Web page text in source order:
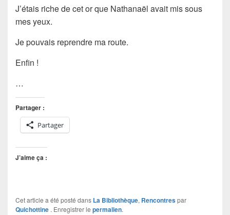
J’étais riche de cet or que Nathanaël avait mis sous
mes yeux.
Je pouvais reprendre ma route.
Enfin !
…
Partager :
Partager
J’aime ça :
Cet article a été posté dans La Bibliothèque, Rencontrespar
Quichottine . Enregistrer le permalien.